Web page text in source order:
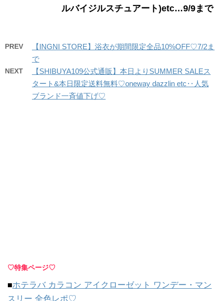
ルバイジルスチュアート)etc…9/9まで
PREV
【INGNI STORE】浴衣が期間限定全品10%OFF♡7/2ま
で
NEXT
【SHIBUYA109公式通販】本日よりSUMMER SALEス
タート&本日限定送料無料♡oneway dazzlin etc‥人気
ブランド一斉値下げ♡
♡特集ページ♡
■ホテラバ カラコン アイクローゼット ワンデー・マン
スリー 全色レポ♡